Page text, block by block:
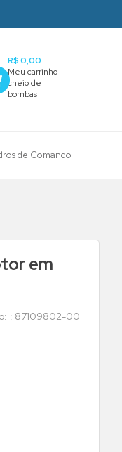
R$ 0,00
de Comando
em
: 87109802-00